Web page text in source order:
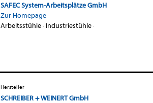
SAFEC System-Arbeitsplätze GmbH
Zur Homepage
Arbeitsstühle· Industriestühle·
Hersteller
SCHREIBER + WEINERT GmbH